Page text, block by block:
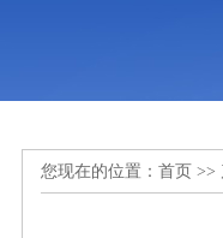
您现在的位置： 首页 >>